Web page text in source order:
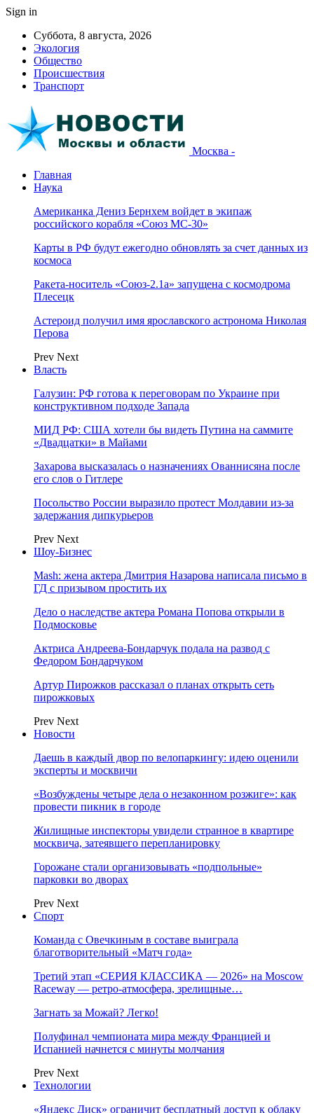
Sign in
Суббота, 8 августа, 2026
Экология
Общество
Происшествия
Транспорт
Москва -
Главная
Наука
Американка Дениз Бернхем войдет в экипаж
российского корабля «Союз МС-30»
Карты в РФ будут ежегодно обновлять за счет данных из
космоса
Ракета-носитель «Союз-2.1а» запущена с космодрома
Плесецк
Астероид получил имя ярославского астронома Николая
Перова
Prev Next
Власть
Галузин: РФ готова к переговорам по Украине при
конструктивном подходе Запада
МИД РФ: США хотели бы видеть Путина на саммите
«Двадцатки» в Майами
Захарова высказалась о назначениях Ованнисяна после
его слов о Гитлере
Посольство России выразило протест Молдавии из-за
задержания дипкурьеров
Prev Next
Шоу-Бизнес
Mash: жена актера Дмитрия Назарова написала письмо в
ГД с призывом простить их
Дело о наследстве актера Романа Попова открыли в
Подмосковье
Актриса Андреева-Бондарчук подала на развод с
Федором Бондарчуком
Артур Пирожков рассказал о планах открыть сеть
пирожковых
Prev Next
Новости
Даешь в каждый двор по велопаркингу: идею оценили
эксперты и москвичи
«Возбуждены четыре дела о незаконном розжиге»: как
провести пикник в городе
Жилищные инспекторы увидели странное в квартире
москвича, затеявшего перепланировку
Горожане стали организовывать «подпольные»
парковки во дворах
Prev Next
Спорт
Команда с Овечкиным в составе выиграла
благотворительный «Матч года»
Третий этап «СЕРИЯ КЛАССИКА — 2026» на Moscow
Raceway — ретро‑атмосфера, зрелищные…
Загнать за Можай? Легко!
Полуфинал чемпионата мира между Францией и
Испанией начнется с минуты молчания
Prev Next
Технологии
«Яндекс Диск» ограничит бесплатный доступ к облаку